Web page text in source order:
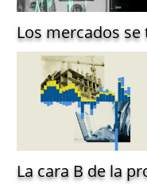
Los mercados
La cara B de la